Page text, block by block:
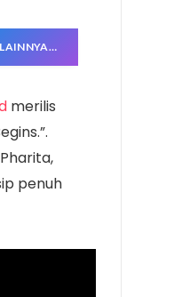
merilis
penuh